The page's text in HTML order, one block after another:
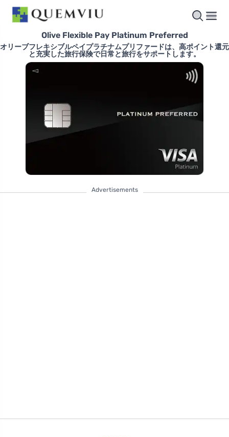
Olive Flexible Pay Platinum Preferred
オリーブフレキシブルペイプラチナムプリファードは、高ポイント還元
と充実した旅行保険で日常と旅行をサポートします。
Advertisements